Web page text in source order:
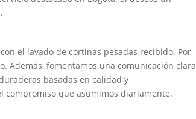
el lavado de cortinas pesadas recibido. Por
Además, fomentamos una comunicación clara
basadas en calidad y
compromiso que asumimos diariamente.